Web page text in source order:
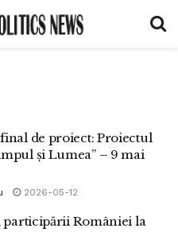
de proiect: Proiectul
și Lumea” – 9 mai
2026-05-12
participării României la